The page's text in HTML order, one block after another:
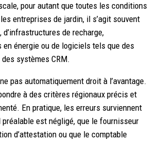
pour autant que toutes les conditions
entreprises de jardin, il s’agit souvent
de recharge,
en énergie ou de logiciels tels que des
systèmes CRM.
pas automatiquement droit à l’avantage.
à des critères régionaux précis et
En pratique, les erreurs surviennent
est négligé, que le fournisseur
d’attestation ou que le comptable